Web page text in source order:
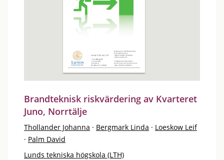
Brandteknisk riskvärdering av Kvarteret
Juno, Norrtälje
Thollander Johanna · Bergmark Linda · Loeskow Leif
· Palm David
Lunds tekniska högskola (LTH)